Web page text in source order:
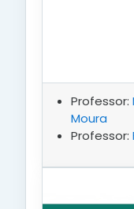
Professor:
Moura
Professor: